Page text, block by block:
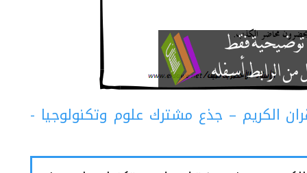
الكريم – جذع مشترك علوم وتكنولوجيا -